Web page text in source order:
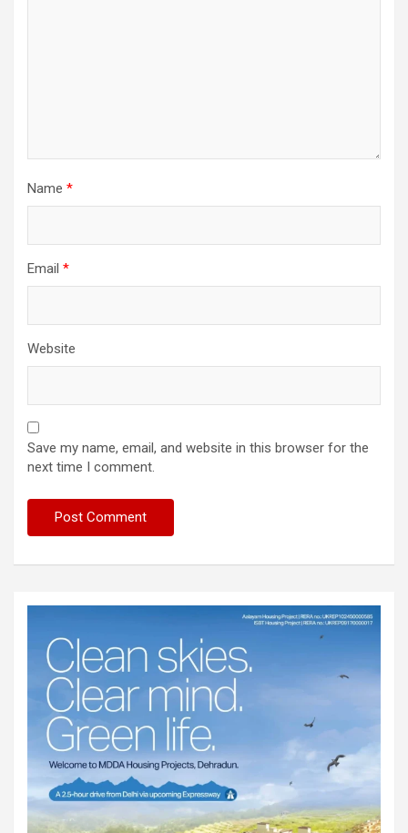
Name *
Email *
Website
Save my name, email, and website in this browser for the
next time I comment.